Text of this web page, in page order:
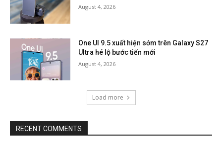
August 4, 2026
One UI 9.5 xuất hiện sớm trên Galaxy S27
Ultra hé lộ bước tiến mới
August 4, 2026
Load more
RECENT COMMENTS